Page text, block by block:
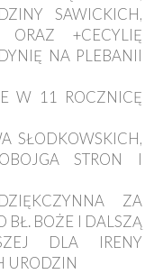
SAWICKICH,
+CECYLIĘ
NA PLEBANII
W 11 ROCZNICĘ
SŁODKOWSKICH,
STRON I
ZA
BŁ. BOŻE I DALSZĄ
DLA IRENY
URODZIN